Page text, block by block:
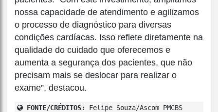
nossa capacidade de atendimento e agilizamos
o processo de diagnóstico para diversas
condições cardíacas. Isso reflete diretamente na
qualidade do cuidado que oferecemos e
aumenta a segurança dos pacientes, que não
precisam mais se deslocar para realizar o
exame”, destacou.
FONTE/CRÉDITOS: Felipe Souza/Ascom PMCBS